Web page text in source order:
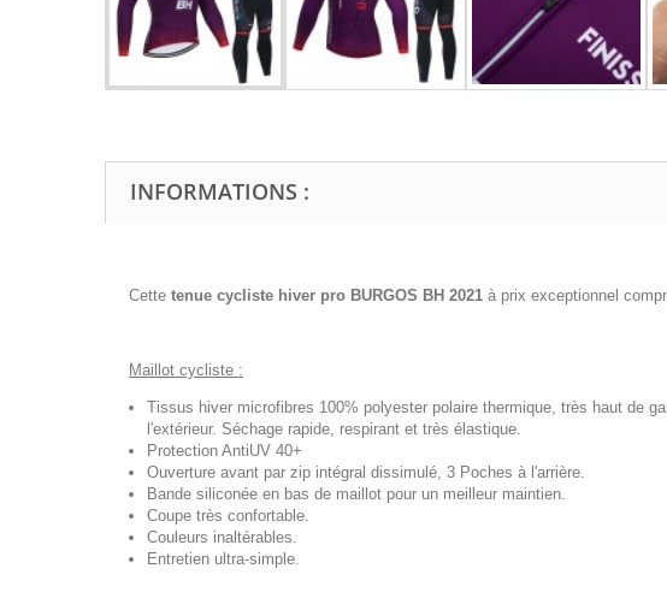
INFORMATIONS :
Cette tenue cycliste hiver pro BURGOS BH 2021 à prix exceptionnel
Maillot cycliste :
Tissus hiver microfibres 100% polyester polaire thermique, très haut de
l'extérieur. Séchage rapide, respirant et très élastique.
Protection AntiUV 40+
Ouverture avant par zip intégral dissimulé, 3 Poches à l'arrière.
Bande siliconée en bas de maillot pour un meilleur maintien.
Coupe très confortable.
Couleurs inaltérables.
Entretien ultra-simple.